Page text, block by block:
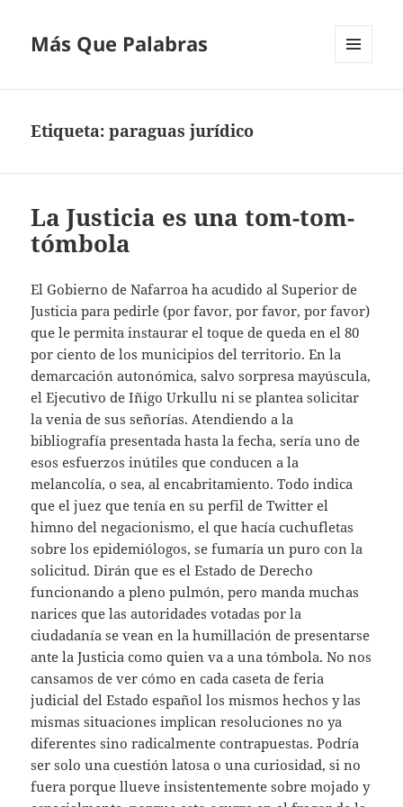
Más Que Palabras
Etiqueta:paraguas jurídico
La Justicia es una tom-tom-
tómbola
El Gobierno de Nafarroa ha acudido al Superior de
Justicia para pedirle (por favor, por favor, por favor)
que le permita instaurar el toque de queda en el 80
por ciento de los municipios del territorio. En la
demarcación autonómica, salvo sorpresa mayúscula,
el Ejecutivo de Iñigo Urkullu ni se plantea solicitar
la venia de sus señorías. Atendiendo a la
bibliografía presentada hasta la fecha, sería uno de
esos esfuerzos inútiles que conducen a la
melancolía, o sea, al encabritamiento. Todo indica
que el juez que tenía en su perfil de Twitter el
himno del negacionismo, el que hacía cuchufletas
sobre los epidemiólogos, se fumaría un puro con la
solicitud. Dirán que es el Estado de Derecho
funcionando a pleno pulmón, pero manda muchas
narices que las autoridades votadas por la
ciudadanía se vean en la humillación de presentarse
ante la Justicia como quien va a una tómbola. No nos
cansamos de ver cómo en cada caseta de feria
judicial del Estado español los mismos hechos y las
mismas situaciones implican resoluciones no ya
diferentes sino radicalmente contrapuestas. Podría
ser solo una cuestión latosa o una curiosidad, si no
fuera porque llueve insistentemente sobre mojado y